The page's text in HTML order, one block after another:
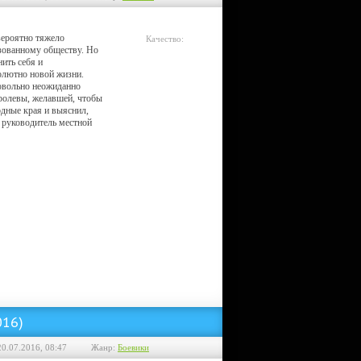
тяжело
обществу. Но
себя и
новой жизни.
неожиданно
желавшей, чтобы
края и выяснил,
местной
Качество:
Жанр: Боевики
08:47